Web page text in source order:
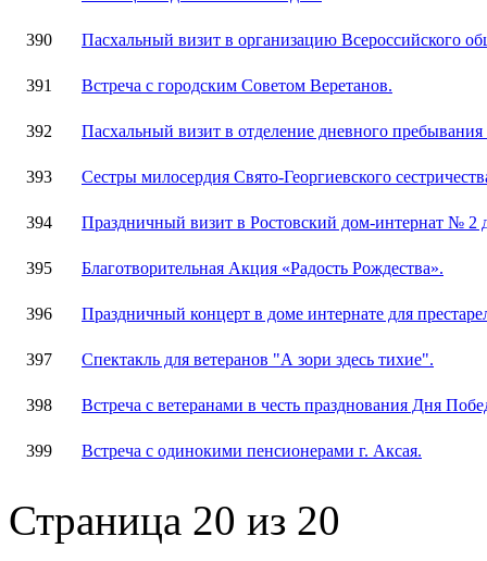
390 Пасхальный визит в организацию Всероссийского
391 Встреча с городским Советом Веретанов.
392 Пасхальный визит в отделение дневного
393 Сестры милосердия Свято-Георгиевского
394 Праздничный визит в Ростовский дом-интернат № 2
395 Благотворительная Акция «Радость Рождества».
396 Праздничный концерт в доме интернате для
397 Спектакль для ветеранов "А зори здесь тихие".
398 Встреча с ветеранами в честь празднования Дня
399 Встреча с одинокими пенсионерами г. Аксая.
Страница 20 из 20